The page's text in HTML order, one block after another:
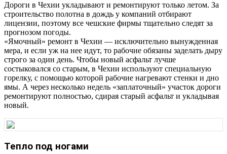
Дороги в Чехии укладывают и ремонтируют только летом. За
строительство полотна в дождь у компаний отбирают
лицензии, поэтому все чешские фирмы тщательно следят за
прогнозом погоды.
«Ямочный» ремонт в Чехии — исключительно вынужденная
мера, и если уж на нее идут, то рабочие обязаны заделать дыру
строго за один день. Чтобы новый асфальт лучше
состыковался со старым, в Чехии используют специальную
горелку, с помощью которой рабочие нагревают стенки и дно
ямы. А через несколько недель «заплаточный» участок дороги
ремонтируют полностью, сдирая старый асфальт и укладывая
новый.
Тепло под ногами